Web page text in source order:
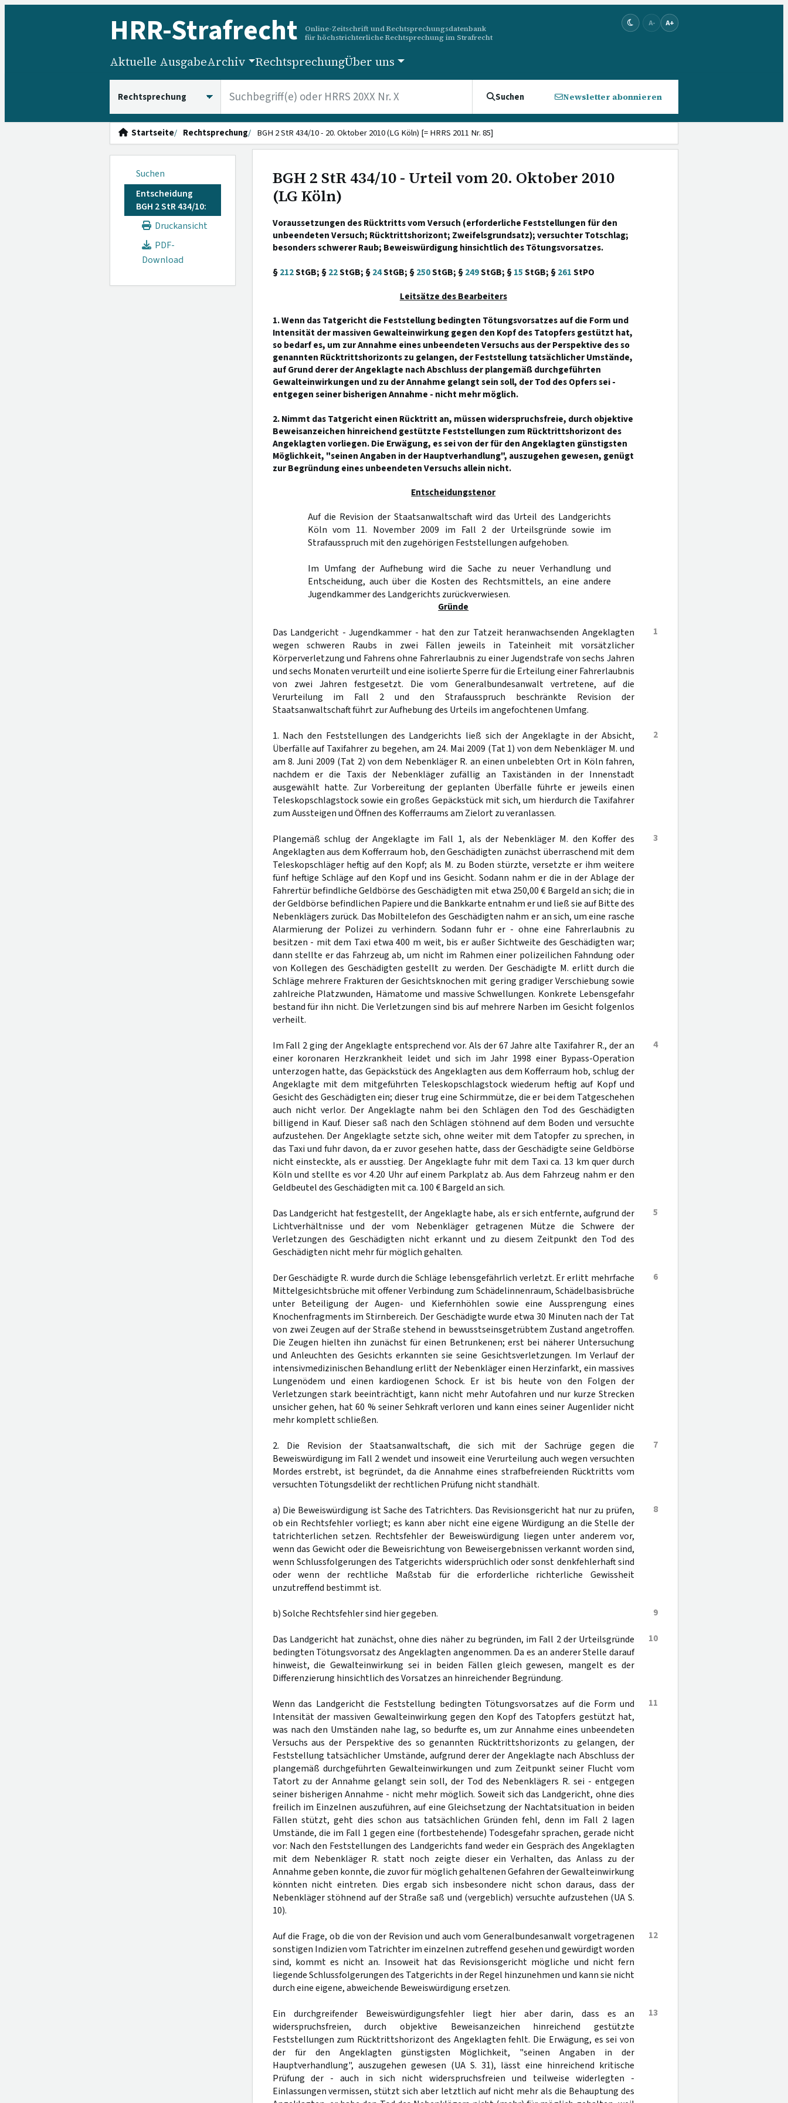
HRR-Strafrecht
Online-Zeitschrift und Rechtsprechungsdatenbank
für höchstrichterliche Rechtsprechung im Strafrecht
A- A+
Aktuelle AusgabeArchiv RechtsprechungÜber uns
Suchen Newsletter abonnieren
Startseite Rechtsprechung BGH 2 StR 434/10 - 20. Oktober 2010 (LG Köln) [= HRRS 2011 Nr. 85]
Suchen
Entscheidung
BGH 2 StR 434/10:
Druckansicht
PDF-
Download
BGH 2 StR 434/10 - Urteil vom 20. Oktober 2010
(LG Köln)
Voraussetzungen des Rücktritts vom Versuch (erforderliche Feststellungen für den
unbeendeten Versuch; Rücktrittshorizont; Zweifelsgrundsatz); versuchter Totschlag;
besonders schwerer Raub; Beweiswürdigung hinsichtlich des Tötungsvorsatzes.
§212StGB; §22StGB; §24StGB; §250StGB; §249StGB; §15StGB; §261StPO
Leitsätze des Bearbeiters
1. Wenn das Tatgericht die Feststellung bedingten Tötungsvorsatzes auf die Form und
Intensität der massiven Gewalteinwirkung gegen den Kopf des Tatopfers gestützt hat,
so bedarf es, um zur Annahme eines unbeendeten Versuchs aus der Perspektive des so
genannten Rücktrittshorizonts zu gelangen, der Feststellung tatsächlicher Umstände,
auf Grund derer der Angeklagte nach Abschluss der plangemäß durchgeführten
Gewalteinwirkungen und zu der Annahme gelangt sein soll, der Tod des Opfers sei -
entgegen seiner bisherigen Annahme - nicht mehr möglich.
2. Nimmt das Tatgericht einen Rücktritt an, müssen widerspruchsfreie, durch objektive
Beweisanzeichen hinreichend gestützte Feststellungen zum Rücktrittshorizont des
Angeklagten vorliegen. Die Erwägung, es sei von der für den Angeklagten günstigsten
Möglichkeit, "seinen Angaben in der Hauptverhandlung", auszugehen gewesen, genügt
zur Begründung eines unbeendeten Versuchs allein nicht.
Entscheidungstenor
Auf die Revision der Staatsanwaltschaft wird das Urteil des Landgerichts
Köln vom 11. November 2009 im Fall 2 der Urteilsgründe sowie im
Strafausspruch mit den zugehörigen Feststellungen aufgehoben.
Im Umfang der Aufhebung wird die Sache zu neuer Verhandlung und
Entscheidung, auch über die Kosten des Rechtsmittels, an eine andere
Jugendkammer des Landgerichts zurückverwiesen.
Gründe
1
Das Landgericht - Jugendkammer - hat den zur Tatzeit heranwachsenden Angeklagten
wegen schweren Raubs in zwei Fällen jeweils in Tateinheit mit vorsätzlicher
Körperverletzung und Fahrens ohne Fahrerlaubnis zu einer Jugendstrafe von sechs Jahren
und sechs Monaten verurteilt und eine isolierte Sperre für die Erteilung einer Fahrerlaubnis
von zwei Jahren festgesetzt. Die vom Generalbundesanwalt vertretene, auf die
Verurteilung im Fall 2 und den Strafausspruch beschränkte Revision der
Staatsanwaltschaft führt zur Aufhebung des Urteils im angefochtenen Umfang.
2
1. Nach den Feststellungen des Landgerichts ließ sich der Angeklagte in der Absicht,
Überfälle auf Taxifahrer zu begehen, am 24. Mai 2009 (Tat 1) von dem Nebenkläger M. und
am 8. Juni 2009 (Tat 2) von dem Nebenkläger R. an einen unbelebten Ort in Köln fahren,
nachdem er die Taxis der Nebenkläger zufällig an Taxiständen in der Innenstadt
ausgewählt hatte. Zur Vorbereitung der geplanten Überfälle führte er jeweils einen
Teleskopschlagstock sowie ein großes Gepäckstück mit sich, um hierdurch die Taxifahrer
zum Aussteigen und Öffnen des Kofferraums am Zielort zu veranlassen.
3
Plangemäß schlug der Angeklagte im Fall 1, als der Nebenkläger M. den Koffer des
Angeklagten aus dem Kofferraum hob, den Geschädigten zunächst überraschend mit dem
Teleskopschläger heftig auf den Kopf; als M. zu Boden stürzte, versetzte er ihm weitere
fünf heftige Schläge auf den Kopf und ins Gesicht. Sodann nahm er die in der Ablage der
Fahrertür befindliche Geldbörse des Geschädigten mit etwa 250,00 € Bargeld an sich; die in
der Geldbörse befindlichen Papiere und die Bankkarte entnahm er und ließ sie auf Bitte des
Nebenklägers zurück. Das Mobiltelefon des Geschädigten nahm er an sich, um eine rasche
Alarmierung der Polizei zu verhindern. Sodann fuhr er - ohne eine Fahrerlaubnis zu
besitzen - mit dem Taxi etwa 400 m weit, bis er außer Sichtweite des Geschädigten war;
dann stellte er das Fahrzeug ab, um nicht im Rahmen einer polizeilichen Fahndung oder
von Kollegen des Geschädigten gestellt zu werden. Der Geschädigte M. erlitt durch die
Schläge mehrere Frakturen der Gesichtsknochen mit gering gradiger Verschiebung sowie
zahlreiche Platzwunden, Hämatome und massive Schwellungen. Konkrete Lebensgefahr
bestand für ihn nicht. Die Verletzungen sind bis auf mehrere Narben im Gesicht folgenlos
verheilt.
4
Im Fall 2 ging der Angeklagte entsprechend vor. Als der 67 Jahre alte Taxifahrer R., der an
einer koronaren Herzkrankheit leidet und sich im Jahr 1998 einer Bypass-Operation
unterzogen hatte, das Gepäckstück des Angeklagten aus dem Kofferraum hob, schlug der
Angeklagte mit dem mitgeführten Teleskopschlagstock wiederum heftig auf Kopf und
Gesicht des Geschädigten ein; dieser trug eine Schirmmütze, die er bei dem Tatgeschehen
auch nicht verlor. Der Angeklagte nahm bei den Schlägen den Tod des Geschädigten
billigend in Kauf. Dieser saß nach den Schlägen stöhnend auf dem Boden und versuchte
aufzustehen. Der Angeklagte setzte sich, ohne weiter mit dem Tatopfer zu sprechen, in
das Taxi und fuhr davon, da er zuvor gesehen hatte, dass der Geschädigte seine Geldbörse
nicht einsteckte, als er ausstieg. Der Angeklagte fuhr mit dem Taxi ca. 13 km quer durch
Köln und stellte es vor 4.20 Uhr auf einem Parkplatz ab. Aus dem Fahrzeug nahm er den
Geldbeutel des Geschädigten mit ca. 100 € Bargeld an sich.
5
Das Landgericht hat festgestellt, der Angeklagte habe, als er sich entfernte, aufgrund der
Lichtverhältnisse und der vom Nebenkläger getragenen Mütze die Schwere der
Verletzungen des Geschädigten nicht erkannt und zu diesem Zeitpunkt den Tod des
Geschädigten nicht mehr für möglich gehalten.
6
Der Geschädigte R. wurde durch die Schläge lebensgefährlich verletzt. Er erlitt mehrfache
Mittelgesichtsbrüche mit offener Verbindung zum Schädelinnenraum, Schädelbasisbrüche
unter Beteiligung der Augen- und Kiefernhöhlen sowie eine Aussprengung eines
Knochenfragments im Stirnbereich. Der Geschädigte wurde etwa 30 Minuten nach der Tat
von zwei Zeugen auf der Straße stehend in bewusstseinsgetrübtem Zustand angetroffen.
Die Zeugen hielten ihn zunächst für einen Betrunkenen; erst bei näherer Untersuchung
und Anleuchten des Gesichts erkannten sie seine Gesichtsverletzungen. Im Verlauf der
intensivmedizinischen Behandlung erlitt der Nebenkläger einen Herzinfarkt, ein massives
Lungenödem und einen kardiogenen Schock. Er ist bis heute von den Folgen der
Verletzungen stark beeinträchtigt, kann nicht mehr Autofahren und nur kurze Strecken
unsicher gehen, hat 60 % seiner Sehkraft verloren und kann eines seiner Augenlider nicht
mehr komplett schließen.
7
2. Die Revision der Staatsanwaltschaft, die sich mit der Sachrüge gegen die
Beweiswürdigung im Fall 2 wendet und insoweit eine Verurteilung auch wegen versuchten
Mordes erstrebt, ist begründet, da die Annahme eines strafbefreienden Rücktritts vom
versuchten Tötungsdelikt der rechtlichen Prüfung nicht standhält.
8
a) Die Beweiswürdigung ist Sache des Tatrichters. Das Revisionsgericht hat nur zu prüfen,
ob ein Rechtsfehler vorliegt; es kann aber nicht eine eigene Würdigung an die Stelle der
tatrichterlichen setzen. Rechtsfehler der Beweiswürdigung liegen unter anderem vor,
wenn das Gewicht oder die Beweisrichtung von Beweisergebnissen verkannt worden sind,
wenn Schlussfolgerungen des Tatgerichts widersprüchlich oder sonst denkfehlerhaft sind
oder wenn der rechtliche Maßstab für die erforderliche richterliche Gewissheit
unzutreffend bestimmt ist.
9
b) Solche Rechtsfehler sind hier gegeben.
10
Das Landgericht hat zunächst, ohne dies näher zu begründen, im Fall 2 der Urteilsgründe
bedingten Tötungsvorsatz des Angeklagten angenommen. Da es an anderer Stelle darauf
hinweist, die Gewalteinwirkung sei in beiden Fällen gleich gewesen, mangelt es der
Differenzierung hinsichtlich des Vorsatzes an hinreichender Begründung.
11
Wenn das Landgericht die Feststellung bedingten Tötungsvorsatzes auf die Form und
Intensität der massiven Gewalteinwirkung gegen den Kopf des Tatopfers gestützt hat,
was nach den Umständen nahe lag, so bedurfte es, um zur Annahme eines unbeendeten
Versuchs aus der Perspektive des so genannten Rücktrittshorizonts zu gelangen, der
Feststellung tatsächlicher Umstände, aufgrund derer der Angeklagte nach Abschluss der
plangemäß durchgeführten Gewalteinwirkungen und zum Zeitpunkt seiner Flucht vom
Tatort zu der Annahme gelangt sein soll, der Tod des Nebenklägers R. sei - entgegen
seiner bisherigen Annahme - nicht mehr möglich. Soweit sich das Landgericht, ohne dies
freilich im Einzelnen auszuführen, auf eine Gleichsetzung der Nachtatsituation in beiden
Fällen stützt, geht dies schon aus tatsächlichen Gründen fehl, denn im Fall 2 lagen
Umstände, die im Fall 1 gegen eine (fortbestehende) Todesgefahr sprachen, gerade nicht
vor: Nach den Feststellungen des Landgerichts fand weder ein Gespräch des Angeklagten
mit dem Nebenkläger R. statt noch zeigte dieser ein Verhalten, das Anlass zu der
Annahme geben konnte, die zuvor für möglich gehaltenen Gefahren der Gewalteinwirkung
könnten nicht eintreten. Dies ergab sich insbesondere nicht schon daraus, dass der
Nebenkläger stöhnend auf der Straße saß und (vergeblich) versuchte aufzustehen (UA S.
10).
12
Auf die Frage, ob die von der Revision und auch vom Generalbundesanwalt vorgetragenen
sonstigen Indizien vom Tatrichter im einzelnen zutreffend gesehen und gewürdigt worden
sind, kommt es nicht an. Insoweit hat das Revisionsgericht mögliche und nicht fern
liegende Schlussfolgerungen des Tatgerichts in der Regel hinzunehmen und kann sie nicht
durch eine eigene, abweichende Beweiswürdigung ersetzen.
13
Ein durchgreifender Beweiswürdigungsfehler liegt hier aber darin, dass es an
widerspruchsfreien, durch objektive Beweisanzeichen hinreichend gestützte
Feststellungen zum Rücktrittshorizont des Angeklagten fehlt. Die Erwägung, es sei von
der für den Angeklagten günstigsten Möglichkeit, "seinen Angaben in der
Hauptverhandlung", auszugehen gewesen (UA S. 31), lässt eine hinreichend kritische
Prüfung der - auch in sich nicht widerspruchsfreien und teilweise widerlegten -
Einlassungen vermissen, stützt sich aber letztlich auf nicht mehr als die Behauptung des